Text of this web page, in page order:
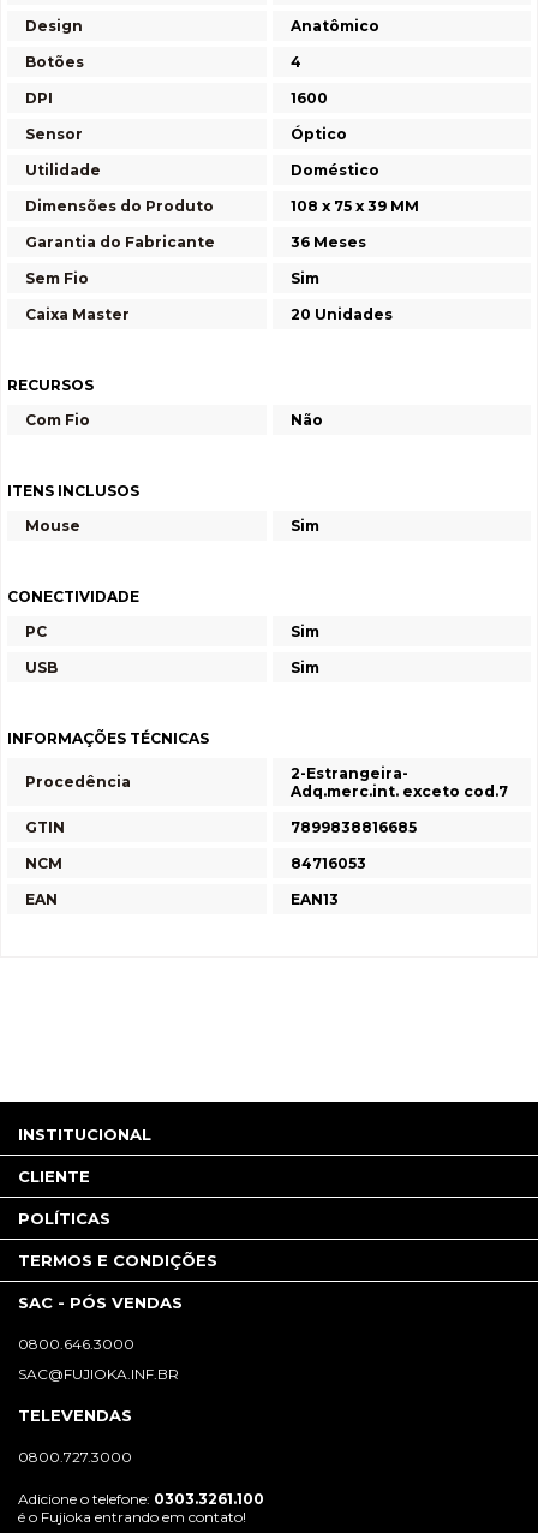
Design
Anatômico
Botões
4
DPI
1600
Sensor
Óptico
Utilidade
Doméstico
Dimensões do Produto
108 x 75 x 39 MM
Garantia do Fabricante
36 Meses
Sem Fio
Sim
Caixa Master
20 Unidades
RECURSOS
Com Fio
Não
ITENS INCLUSOS
Mouse
Sim
CONECTIVIDADE
PC
Sim
USB
Sim
INFORMAÇÕES TÉCNICAS
Procedência
2-Estrangeira-
Adq.merc.int. exceto cod.7
GTIN
7899838816685
NCM
84716053
EAN
EAN13
INSTITUCIONAL
CLIENTE
POLÍTICAS
TERMOS E CONDIÇÕES
SAC - PÓS VENDAS
0800.646.3000
SAC@FUJIOKA.INF.BR
TELEVENDAS
0800.727.3000
Adicione o telefone: 0303.3261.100
é o Fujioka entrando em contato!